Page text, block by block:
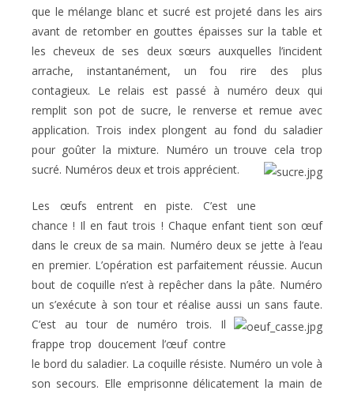
que le mélange blanc et sucré est projeté dans les airs
avant de retomber en gouttes épaisses sur la table et
les cheveux de ses deux sœurs auxquelles l’incident
arrache, instantanément, un fou rire des plus
contagieux. Le relais est passé à numéro deux qui
remplit son pot de sucre, le renverse et remue avec
application. Trois index plongent au fond du saladier
pour goûter la mixture. Numéro un trouve cela trop
sucré. Numéros deux et trois apprécient.
Les œufs entrent en piste. C’est une
chance ! Il en faut trois ! Chaque enfant tient son œuf
dans le creux de sa main. Numéro deux se jette à l’eau
en premier. L’opération est parfaitement réussie. Aucun
bout de coquille n’est à repêcher dans la pâte. Numéro
un s’exécute à son tour et réalise aussi un sans faute.
C’est au tour de numéro trois. Il
frappe trop doucement l’œuf contre
le bord du saladier. La coquille résiste. Numéro un vole à
son secours. Elle emprisonne délicatement la main de